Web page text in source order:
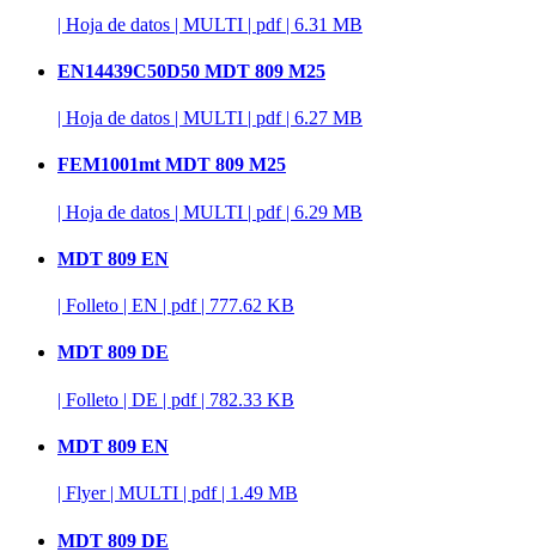
| Hoja de datos | MULTI | pdf | 6.31 MB
EN14439C50D50 MDT 809 M25
| Hoja de datos | MULTI | pdf | 6.27 MB
FEM1001mt MDT 809 M25
| Hoja de datos | MULTI | pdf | 6.29 MB
MDT 809 EN
| Folleto | EN | pdf | 777.62 KB
MDT 809 DE
| Folleto | DE | pdf | 782.33 KB
MDT 809 EN
| Flyer | MULTI | pdf | 1.49 MB
MDT 809 DE